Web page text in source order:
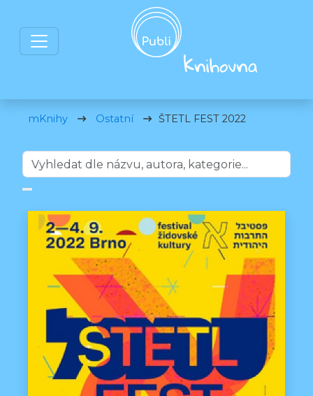
mKnihy Ostatní ŠTETL FEST 2022